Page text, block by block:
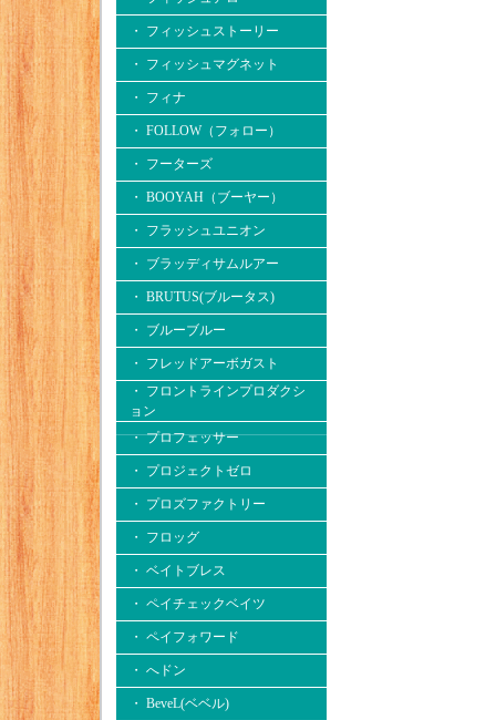
・ フィッシュストーリー
・ フィッシュマグネット
・ フィナ
・ FOLLOW（フォロー）
・ フーターズ
・ BOOYAH（ブーヤー）
・ フラッシュユニオン
・ ブラッディサムルアー
・ BRUTUS(ブルータス)
・ ブルーブルー
・ フレッドアーボガスト
・ フロントラインプロダクシ
ョン
・ プロフェッサー
・ プロジェクトゼロ
・ プロズファクトリー
・ フロッグ
・ ベイトブレス
・ ペイチェックベイツ
・ ペイフォワード
・ へドン
・ BeveL(ベベル)